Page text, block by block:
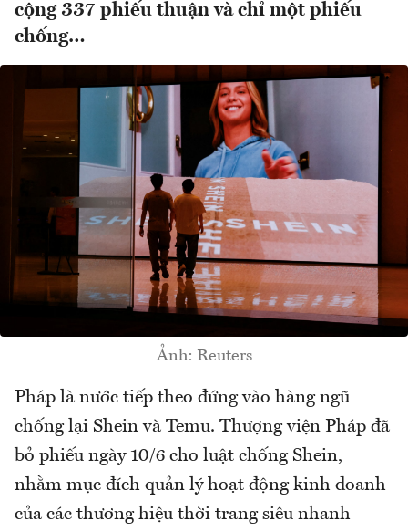
cộng 337 phiếu thuận và chỉ một phiếu
chống…
Ảnh: Reuters
Pháp là nước tiếp theo đứng vào hàng ngũ
chống lại Shein và Temu. Thượng viện Pháp đã
bỏ phiếu ngày 10/6 cho luật chống Shein,
nhằm mục đích quản lý hoạt động kinh doanh
của các thương hiệu thời trang siêu nhanh